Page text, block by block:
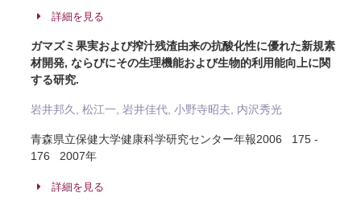
詳細を見る
ガマズミ果実および搾汁残渣由来の抗酸化性に優れた新規素
材開発, ならびにその生理機能および生物的利用能向上に関
する研究.
岩井邦久, 松江一, 岩井佳代, 小野寺昭夫, 内沢秀光
青森県立保健大学健康科学研究センター年報2006 175 -
176 2007年
詳細を見る